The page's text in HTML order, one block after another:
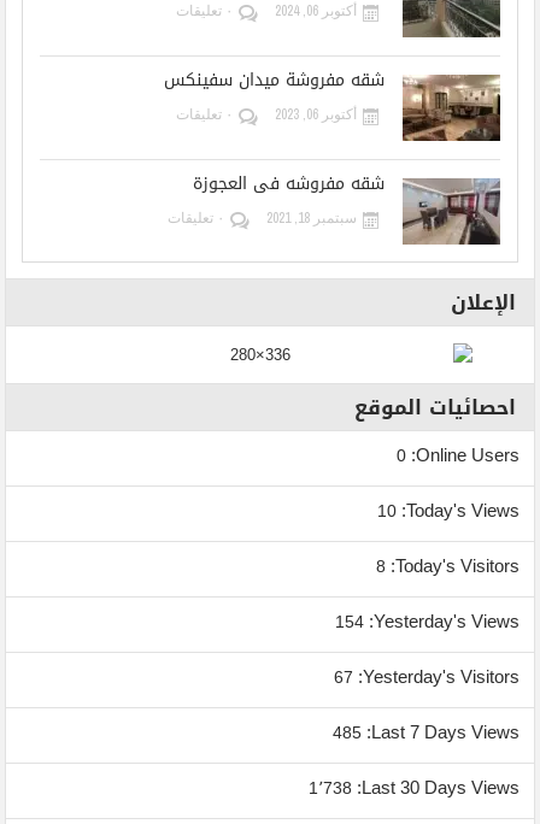
أكتوبر 06, 2024 ٠ تعليقات
شقه مفروشة ميدان سفينكس
أكتوبر 06, 2023 ٠ تعليقات
شقه مفروشه فى العجوزة
سبتمبر 18, 2021 ٠ تعليقات
الإعلان
احصائيات الموقع
Online Users:
0
Today's Views:
10
Today's Visitors:
8
Yesterday's Views:
154
Yesterday's Visitors:
67
Last 7 Days Views:
485
Last 30 Days Views: 1٬738